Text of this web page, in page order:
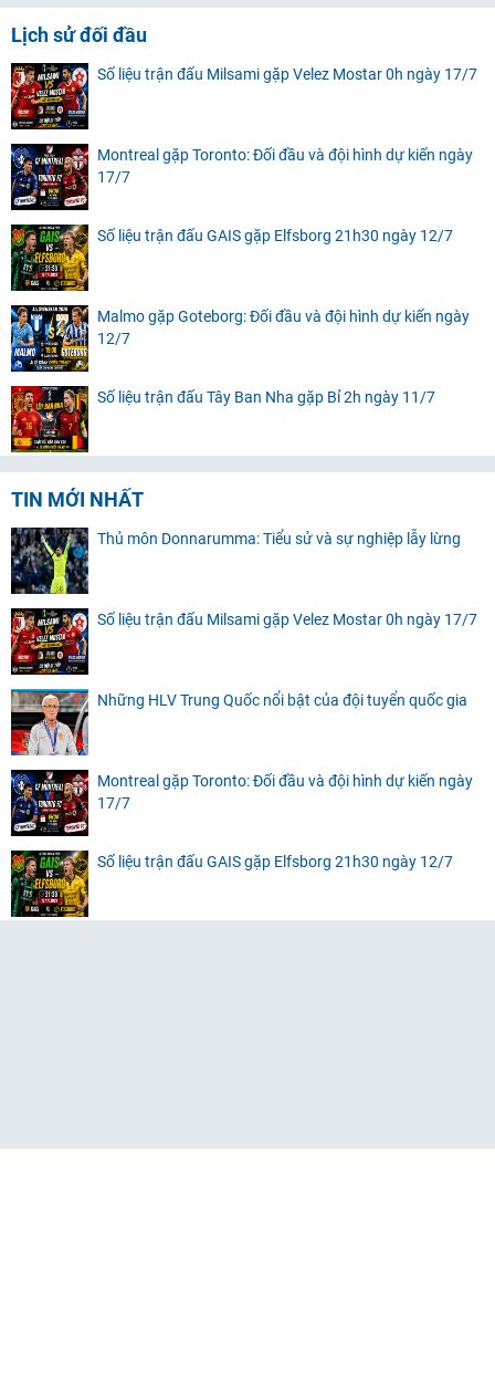
Lịch sử đối đầu
Số liệu trận đấu Milsami gặp Velez Mostar 0h ngày 17/7
Montreal gặp Toronto: Đối đầu và đội hình dự kiến ngày
17/7
Số liệu trận đấu GAIS gặp Elfsborg 21h30 ngày 12/7
Malmo gặp Goteborg: Đối đầu và đội hình dự kiến ngày
12/7
Số liệu trận đấu Tây Ban Nha gặp Bỉ 2h ngày 11/7
TIN MỚI NHẤT
Thủ môn Donnarumma: Tiểu sử và sự nghiệp lẫy lừng
Số liệu trận đấu Milsami gặp Velez Mostar 0h ngày 17/7
Những HLV Trung Quốc nổi bật của đội tuyển quốc gia
Montreal gặp Toronto: Đối đầu và đội hình dự kiến ngày
17/7
Số liệu trận đấu GAIS gặp Elfsborg 21h30 ngày 12/7